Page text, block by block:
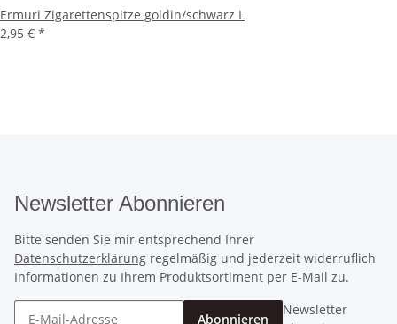
Ermuri Zigarettenspitze goldin/schwarz L
2,95 € *
Newsletter Abonnieren
Bitte senden Sie mir entsprechend Ihrer
Datenschutzerklärung regelmäßig und jederzeit widerruflich
Informationen zu Ihrem Produktsortiment per E-Mail zu.
Abonnieren
Newsletter